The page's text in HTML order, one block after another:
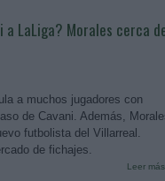
a LaLiga? Morales cerca
a muchos jugadores con
de Cavani. Además,
futbolista del Villarreal.
de fichajes.
Leer